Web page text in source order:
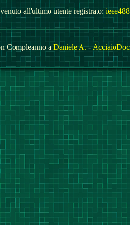
all'ultimo utente registrato: ieee488
Compleanno a Daniele A.-AcciaioDoc